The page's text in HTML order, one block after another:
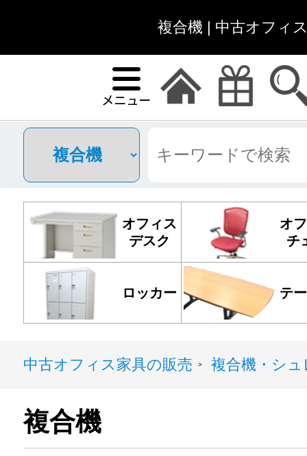
複合機 | 中古オフィ
オフィス
デスク
オ
チ
ロッカー テ
中古オフィス家具の販売 > 複合機・シ
複合機